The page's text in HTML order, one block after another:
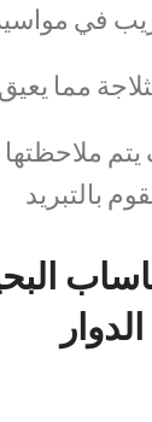
ملاحظتها
بالتبريد
الدوار